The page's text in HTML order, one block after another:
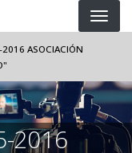
ASOCIACIÓN
2016